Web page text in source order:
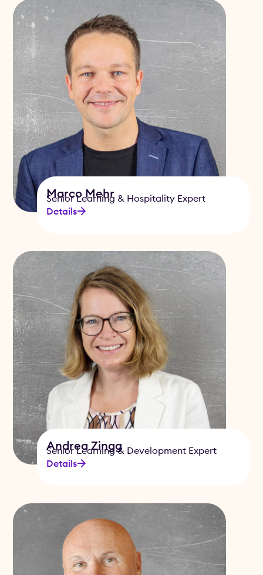
Marco Mehr
Senior Learning & Hospitality Expert
Details
Andrea Zingg
Senior Learning & Development Expert
Details